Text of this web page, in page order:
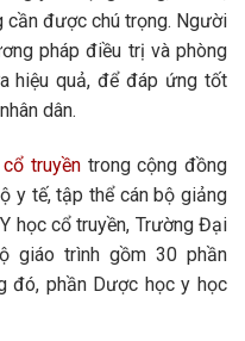
cần được chú trọng. Người
pháp điều trị và phòng
hiệu quả, để đáp ứng tốt
dân.
truyền trong cộng đồng
y tế, tập thể cán bộ giảng
học cổ truyền, Trường Đại
giáo trình gồm 30 phần
đó, phần Dược học y học